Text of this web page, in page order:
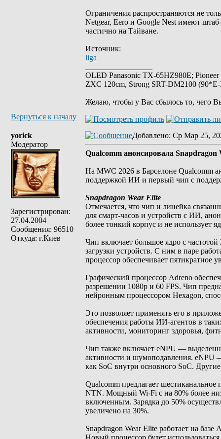
Ограничения распространяются не
Netgear, Eero и Google Nest имеют
частично на Тайване.
Источник:
liga
OLED Panasonic TX-65HZ980E;
ZXC 120cm, Strong SRT-DM2100
Желаю, чтобы у Вас сбылось то, чего
Вернуться к началу
yorick
Модератор
Зарегистрирован:
27.04.2004
Сообщения: 96510
Откуда: г.Киев
Добавлено: Ср Мар 25,
Qualcomm анонсировала
На MWC 2026 в Барселоне Qualcomm
поддержкой ИИ и первый чип с
Snapdragon Wear Elite
Отмечается, что чип и линейка
для смарт-часов и устройств с ИИ,
более тонкий корпус и не использует
Чип включает большое ядро с
загрузки устройств. С ним в паре
процессор обеспечивает пятикратное
Графический процессор Adreno
разрешении 1080p и 60 FPS. Чип
нейронным процессором Hexagon,
Это позволяет применять его в
обеспечения работы ИИ-агентов в
активности, мониторинг здоровья,
Чип также включает eNPU —
активности и шумоподавления. eNPU
как SoC внутри основного SoC.
Qualcomm предлагает
NTN. Мощный Wi-Fi с на 80% более
включенным. Зарядка до 50%
увеличено на 30%.
Snapdragon Wear Elite работает на
Новый процессор будет